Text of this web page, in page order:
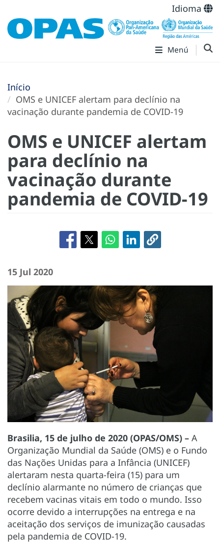
Idioma
Menú
Início
OMS e UNICEF alertam para declínio na
vacinação durante pandemia de COVID-19
OMS e UNICEF alertam
para declínio na
vacinação durante
pandemia de COVID-19
15 Jul 2020
Brasilia, 15 de julho de 2020 (OPAS/OMS) – A
Organização Mundial da Saúde (OMS) e o Fundo
das Nações Unidas para a Infância (UNICEF)
alertaram nesta quarta-feira (15) para um
declínio alarmante no número de crianças que
recebem vacinas vitais em todo o mundo. Isso
ocorre devido a interrupções na entrega e na
aceitação dos serviços de imunização causadas
pela pandemia de COVID-19.